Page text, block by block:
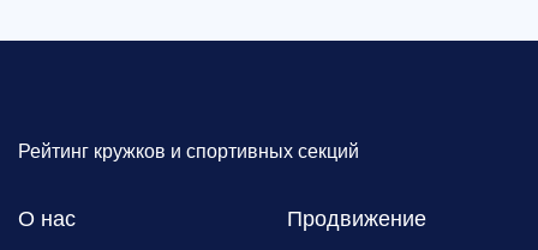
Рейтинг кружков и спортивных секций
О нас Продвижение